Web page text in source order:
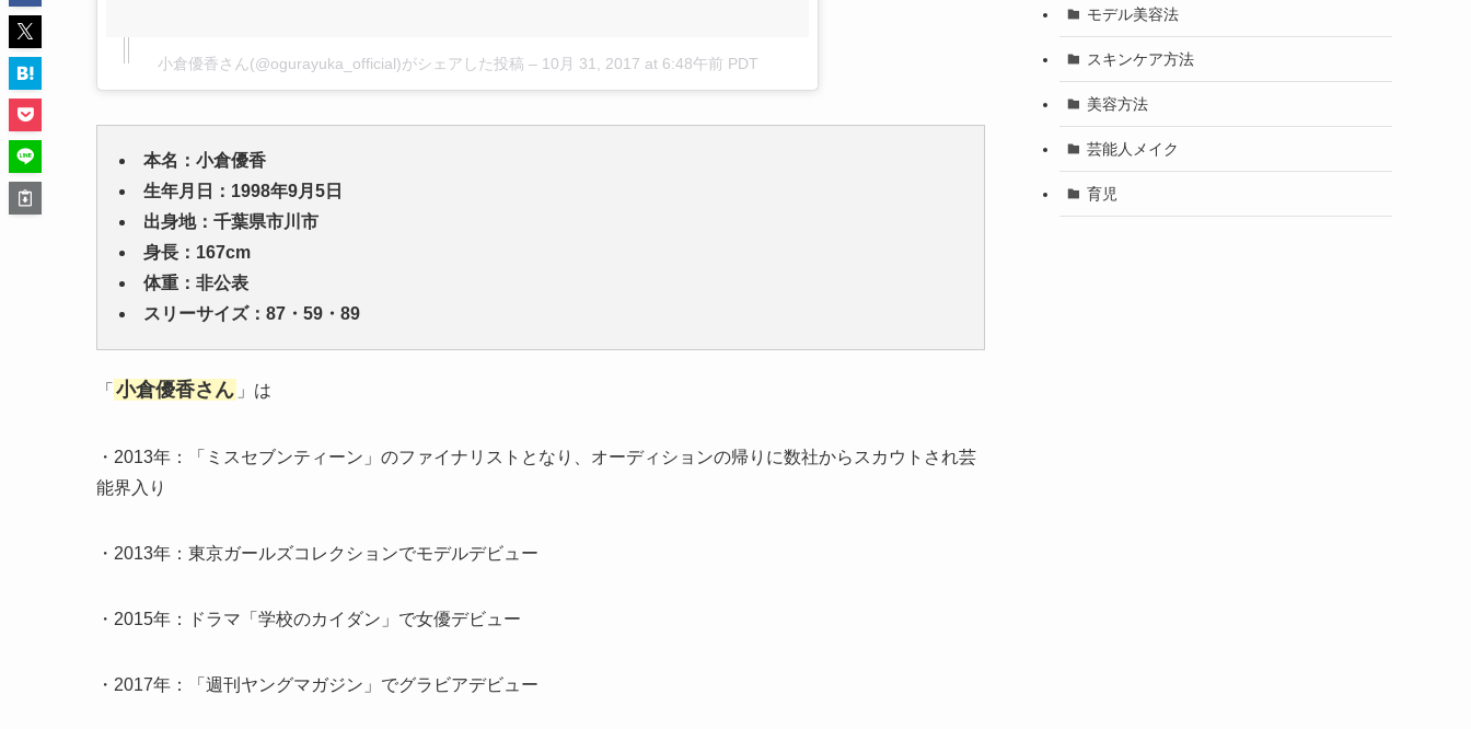
小倉優香さん(@ogurayuka_official)がシェアした投稿 – 10月 31, 2017 at 6:48午前 PDT
本名：小倉優香
生年月日：1998年9月5日
出身地：千葉県市川市
身長：167cm
体重：非公表
スリーサイズ：87・59・89
「 小倉優香さん 」は
・2013年：「ミスセブンティーン」のファイナリストとなり、オーディションの帰りに数社からスカウトされ芸
能界入り
・2013年：東京ガールズコレクションでモデルデビュー
・2015年：ドラマ「学校のカイダン」で女優デビュー
・2017年：「週刊ヤングマガジン」でグラビアデビュー
モデル美容法
スキンケア方法
美容方法
芸能人メイク
育児